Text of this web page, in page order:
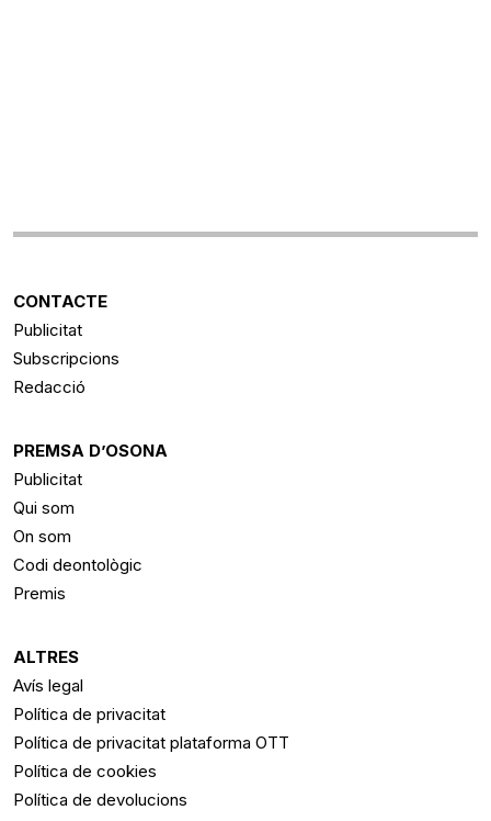
CONTACTE
Publicitat
Subscripcions
Redacció
PREMSA D’OSONA
Publicitat
Qui som
On som
Codi deontològic
Premis
ALTRES
Avís legal
Política de privacitat
Política de privacitat plataforma OTT
Política de cookies
Política de devolucions